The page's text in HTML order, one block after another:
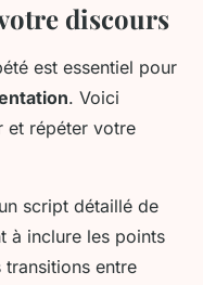
discours
est essentiel pour
. Voici
et répéter votre
script détaillé de
à inclure les points
entre